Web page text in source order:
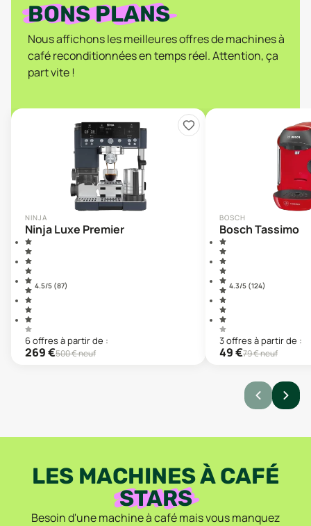
BONS PLANS
Nous affichons les meilleures offres de machines à
café reconditionnées en temps réel. Attention, ça
part vite !
NINJA
Ninja Luxe Premier
4.5/5 (87)
6offresà partir de :
269€500€ neuf
BOSCH
Bosch Tassimo
4.3/5 (124)
3offresà partir de :
49€79€ neuf
LES MACHINES À CAFÉ
STARS
Besoin d'une machine à café mais vous manquez